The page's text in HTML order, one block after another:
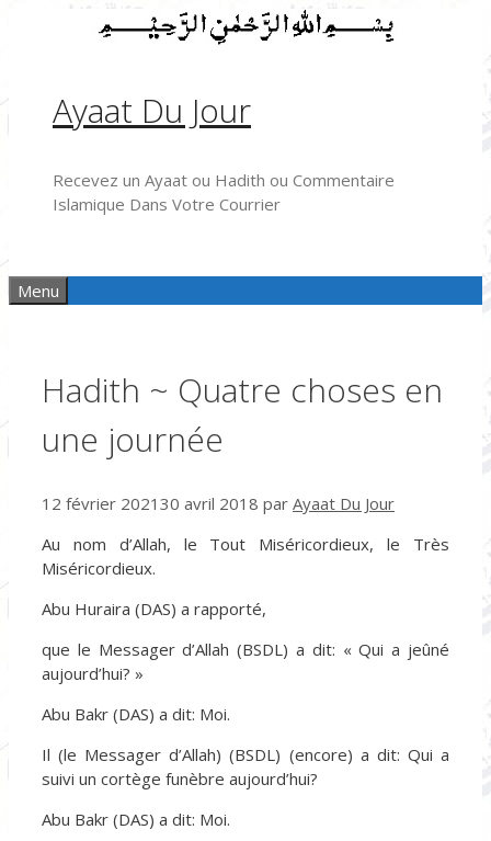
Ayaat Du Jour
Recevez un Ayaat ou Hadith ou Commentaire
Islamique Dans Votre Courrier
Menu
Hadith ~ Quatre choses en
une journée
12 février 2021 30 avril 2018 par Ayaat Du Jour
Au nom d’Allah, le Tout Miséricordieux, le Très
Miséricordieux.
Abu Huraira (DAS) a rapporté,
que le Messager d’Allah (BSDL) a dit: « Qui a jeûné
aujourd’hui? »
Abu Bakr (DAS) a dit: Moi.
Il (le Messager d’Allah) (BSDL) (encore) a dit: Qui a
suivi un cortège funèbre aujourd’hui?
Abu Bakr (DAS) a dit: Moi.